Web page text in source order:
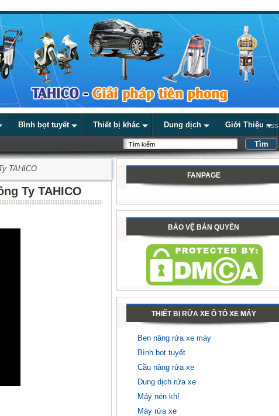
Bình bọt tuyết Thiết bị khác Dung dịch Giới Thiệu RSS
TAHICO
Ty TAHICO
FANPAGE
BẢO VỆ BẢN QUYỀN
THIẾT BỊ RỬA XE Ô TÔ XE MÁY
Ben nâng rửa xe máy
Bình bọt tuyết
Cầu nâng rửa xe
Dung dịch rửa xe
Máy nén khí
Máy rửa xe